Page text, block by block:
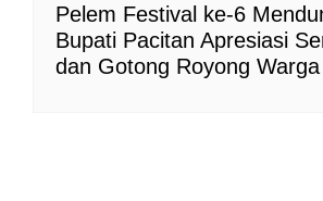
Pelem Festival ke-6
Bupati Pacitan Apresiasi
dan Gotong Royong Warga